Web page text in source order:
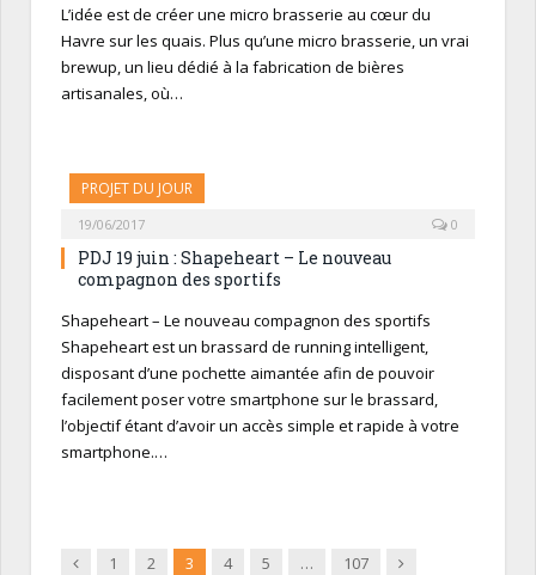
L’idée est de créer une micro brasserie au cœur du
Havre sur les quais. Plus qu’une micro brasserie, un vrai
brewup, un lieu dédié à la fabrication de bières
artisanales, où…
PROJET DU JOUR
19/06/2017 0
PDJ 19 juin : Shapeheart – Le nouveau
compagnon des sportifs
Shapeheart – Le nouveau compagnon des sportifs
Shapeheart est un brassard de running intelligent,
disposant d’une pochette aimantée afin de pouvoir
facilement poser votre smartphone sur le brassard,
l’objectif étant d’avoir un accès simple et rapide à votre
smartphone.…
Précédent
1 2 3 4 5 … 107 Suivant